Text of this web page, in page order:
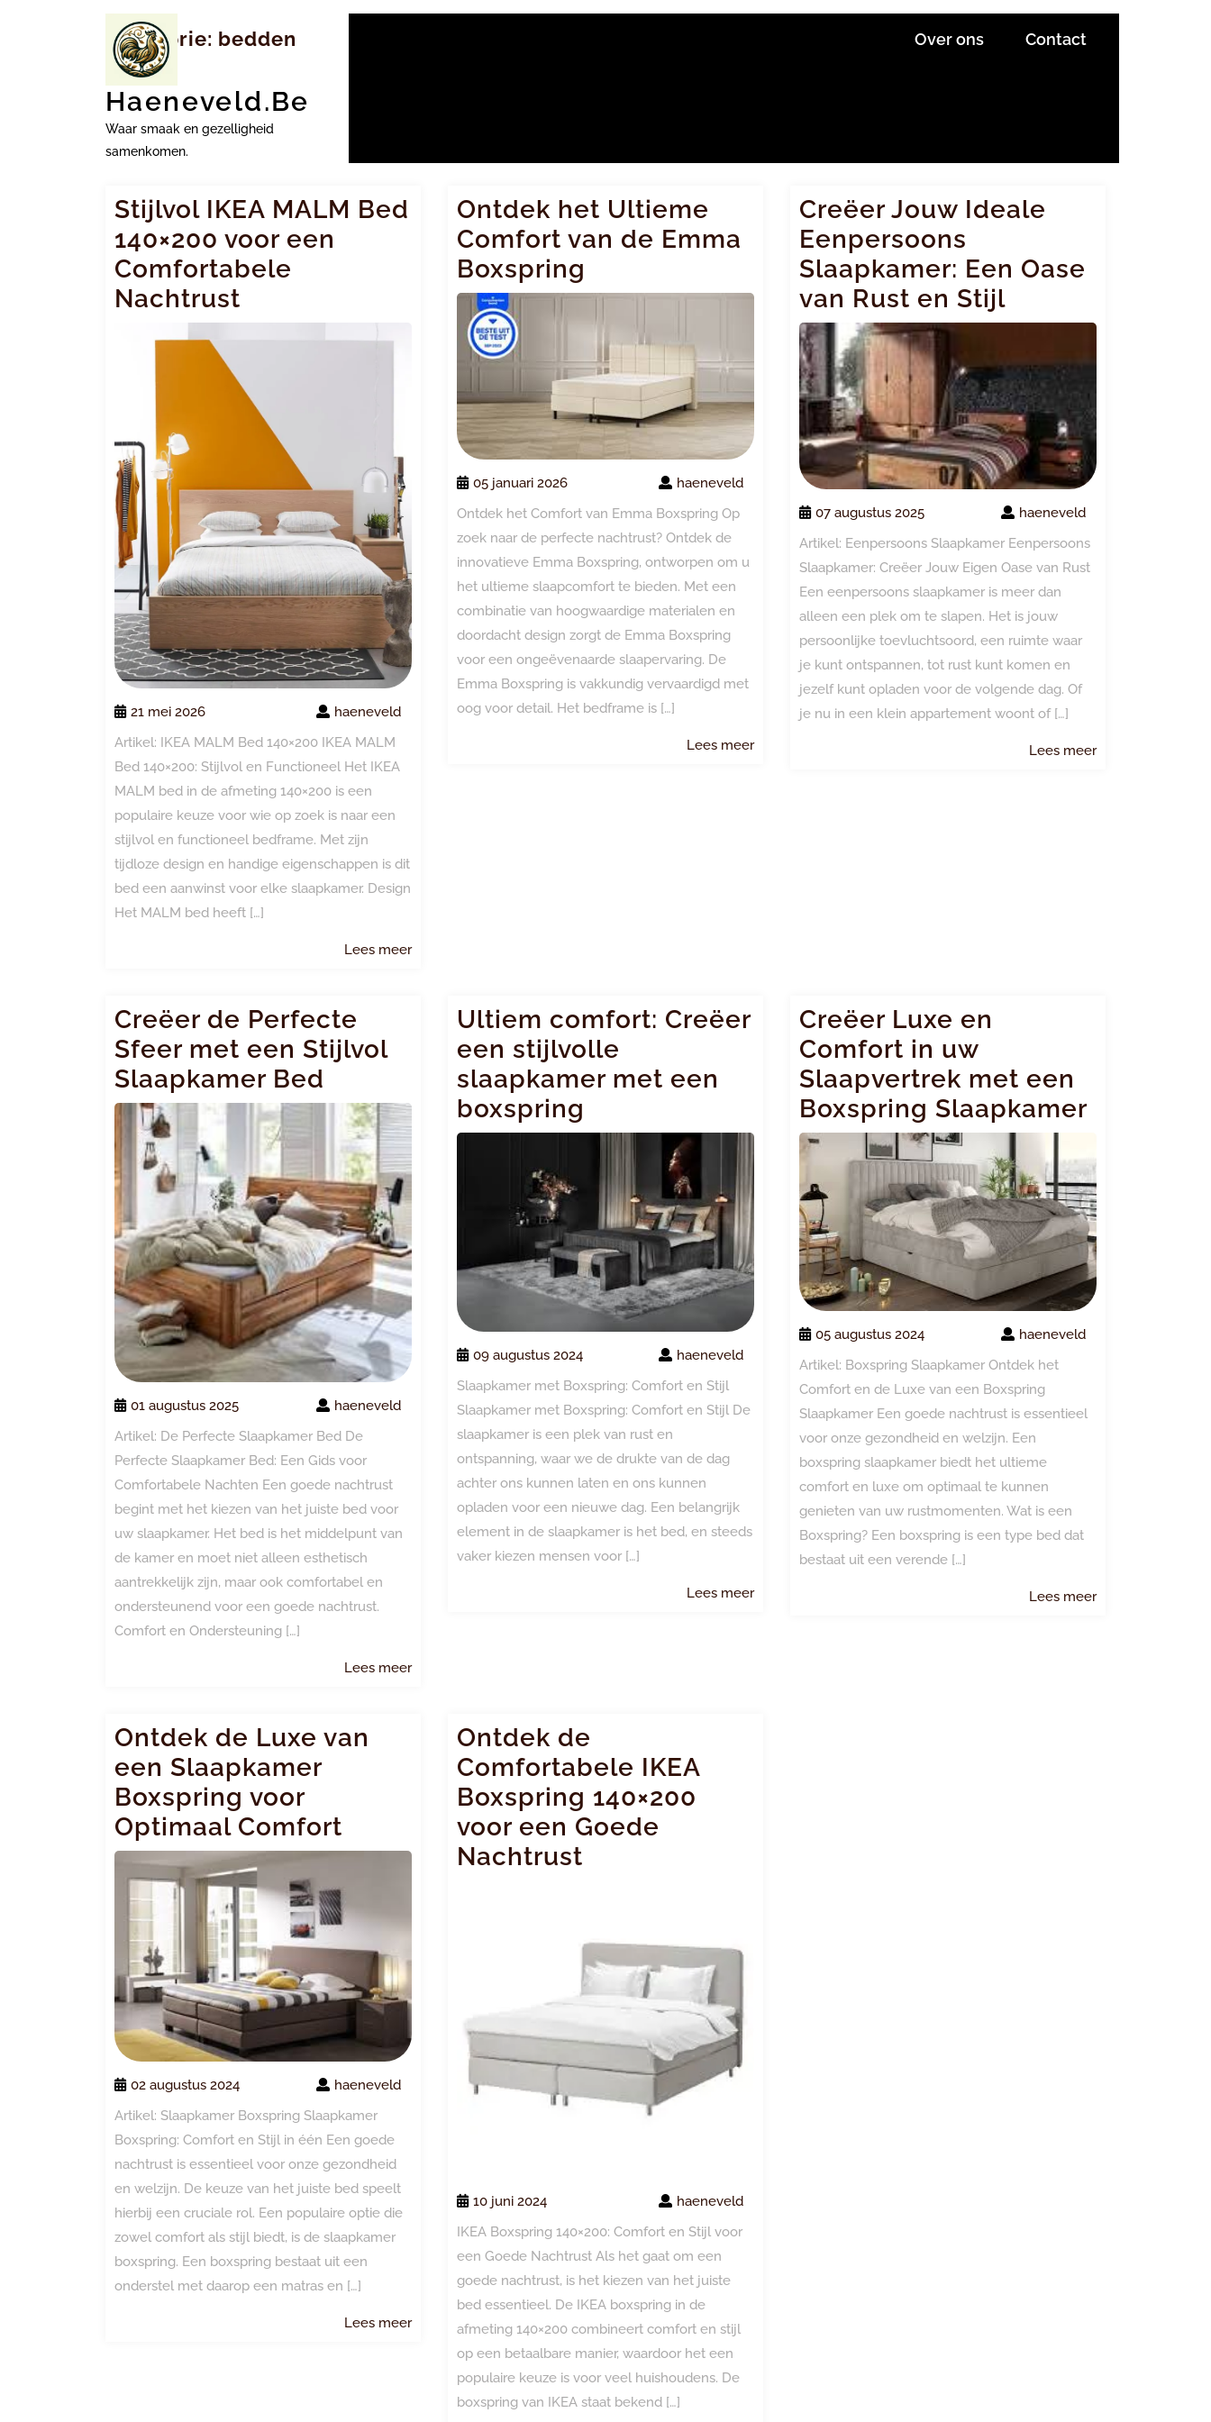
Haeneveld.be
Waar smaak en gezelligheid
samenkomen.
Over ons Contact
Categorie: bedden
Stijlvol IKEA MALM Bed
140×200 voor een
Comfortabele
Nachtrust
21 mei 2026
haeneveld
Artikel: IKEA MALM Bed 140×200 IKEA MALM
Bed 140×200: Stijlvol en Functioneel Het IKEA
MALM bed in de afmeting 140×200 is een
populaire keuze voor wie op zoek is naar een
stijlvol en functioneel bedframe. Met zijn
tijdloze design en handige eigenschappen is dit
bed een aanwinst voor elke slaapkamer. Design
Het MALM bed heeft […]
Lees meerLees
Ontdek het Ultieme
Comfort van de Emma
Boxspring
05 januari 2026
haeneveld
Ontdek het Comfort van Emma Boxspring Op
zoek naar de perfecte nachtrust? Ontdek de
innovatieve Emma Boxspring, ontworpen om u
het ultieme slaapcomfort te bieden. Met een
combinatie van hoogwaardige materialen en
doordacht design zorgt de Emma Boxspring
voor een ongeëvenaarde slaapervaring. De
Emma Boxspring is vakkundig vervaardigd met
oog voor detail. Het bedframe is […]
Lees meerLees
Creëer Jouw Ideale
Eenpersoons
Slaapkamer: Een Oase
van Rust en Stijl
07 augustus 2025
haeneveld
Artikel: Eenpersoons Slaapkamer Eenpersoons
Slaapkamer: Creëer Jouw Eigen Oase van Rust
Een eenpersoons slaapkamer is meer dan
alleen een plek om te slapen. Het is jouw
persoonlijke toevluchtsoord, een ruimte waar
je kunt ontspannen, tot rust kunt komen en
jezelf kunt opladen voor de volgende dag. Of
je nu in een klein appartement woont of […]
Lees meerLees
Creëer de Perfecte
Sfeer met een Stijlvol
Slaapkamer Bed
01 augustus 2025
haeneveld
Artikel: De Perfecte Slaapkamer Bed De
Perfecte Slaapkamer Bed: Een Gids voor
Comfortabele Nachten Een goede nachtrust
begint met het kiezen van het juiste bed voor
uw slaapkamer. Het bed is het middelpunt van
de kamer en moet niet alleen esthetisch
aantrekkelijk zijn, maar ook comfortabel en
ondersteunend voor een goede nachtrust.
Comfort en Ondersteuning […]
Lees meerLees
Ultiem comfort: Creëer
een stijlvolle
slaapkamer met een
boxspring
09 augustus 2024
haeneveld
Slaapkamer met Boxspring: Comfort en Stijl
Slaapkamer met Boxspring: Comfort en Stijl De
slaapkamer is een plek van rust en
ontspanning, waar we de drukte van de dag
achter ons kunnen laten en ons kunnen
opladen voor een nieuwe dag. Een belangrijk
element in de slaapkamer is het bed, en steeds
vaker kiezen mensen voor […]
Lees meerLees
Creëer Luxe en
Comfort in uw
Slaapvertrek met een
Boxspring Slaapkamer
05 augustus 2024
haeneveld
Artikel: Boxspring Slaapkamer Ontdek het
Comfort en de Luxe van een Boxspring
Slaapkamer Een goede nachtrust is essentieel
voor onze gezondheid en welzijn. Een
boxspring slaapkamer biedt het ultieme
comfort en luxe om optimaal te kunnen
genieten van uw rustmomenten. Wat is een
Boxspring? Een boxspring is een type bed dat
bestaat uit een verende […]
Lees meerLees
Ontdek de Luxe van
een Slaapkamer
Boxspring voor
Optimaal Comfort
02 augustus 2024
haeneveld
Artikel: Slaapkamer Boxspring Slaapkamer
Boxspring: Comfort en Stijl in één Een goede
nachtrust is essentieel voor onze gezondheid
en welzijn. De keuze van het juiste bed speelt
hierbij een cruciale rol. Een populaire optie die
zowel comfort als stijl biedt, is de slaapkamer
boxspring. Een boxspring bestaat uit een
onderstel met daarop een matras en […]
Lees meerLees
Ontdek de
Comfortabele IKEA
Boxspring 140×200
voor een Goede
Nachtrust
10 juni 2024
haeneveld
IKEA Boxspring 140×200: Comfort en Stijl voor
een Goede Nachtrust Als het gaat om een
goede nachtrust, is het kiezen van het juiste
bed essentieel. De IKEA boxspring in de
afmeting 140×200 combineert comfort en stijl
op een betaalbare manier, waardoor het een
populaire keuze is voor veel huishoudens. De
boxspring van IKEA staat bekend […]